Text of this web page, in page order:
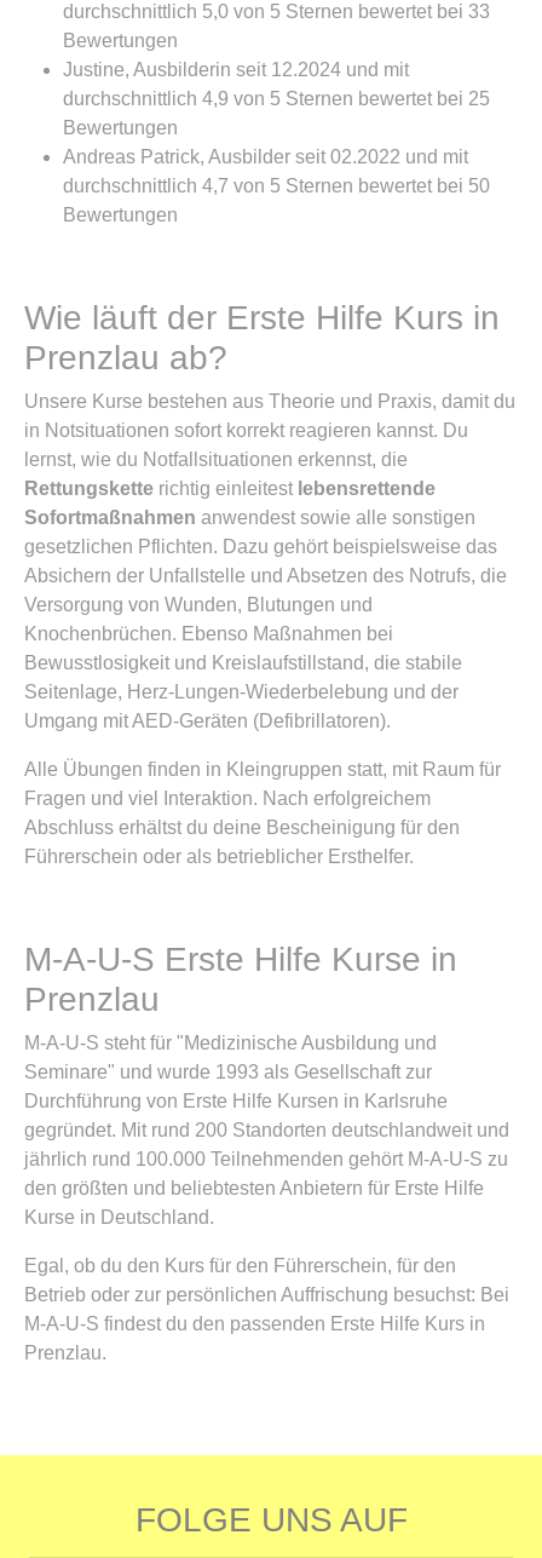
durchschnittlich 5,0 von 5 Sternen bewertet bei 33
Bewertungen
Justine, Ausbilderin seit 12.2024 und mit
durchschnittlich 4,9 von 5 Sternen bewertet bei 25
Bewertungen
Andreas Patrick, Ausbilder seit 02.2022 und mit
durchschnittlich 4,7 von 5 Sternen bewertet bei 50
Bewertungen
Wie läuft der Erste Hilfe Kurs in
Prenzlau ab?
Unsere Kurse bestehen aus Theorie und Praxis, damit du
in Notsituationen sofort korrekt reagieren kannst. Du
lernst, wie du Notfallsituationen erkennst, die
Rettungskette richtig einleitest lebensrettende
Sofortmaßnahmen anwendest sowie alle sonstigen
gesetzlichen Pflichten. Dazu gehört beispielsweise das
Absichern der Unfallstelle und Absetzen des Notrufs, die
Versorgung von Wunden, Blutungen und
Knochenbrüchen. Ebenso Maßnahmen bei
Bewusstlosigkeit und Kreislaufstillstand, die stabile
Seitenlage, Herz-Lungen-Wiederbelebung und der
Umgang mit AED-Geräten (Defibrillatoren).
Alle Übungen finden in Kleingruppen statt, mit Raum für
Fragen und viel Interaktion. Nach erfolgreichem
Abschluss erhältst du deine Bescheinigung für den
Führerschein oder als betrieblicher Ersthelfer.
M-A-U-S Erste Hilfe Kurse in
Prenzlau
M-A-U-S steht für "Medizinische Ausbildung und
Seminare" und wurde 1993 als Gesellschaft zur
Durchführung von Erste Hilfe Kursen in Karlsruhe
gegründet. Mit rund 200 Standorten deutschlandweit und
jährlich rund 100.000 Teilnehmenden gehört M-A-U-S zu
den größten und beliebtesten Anbietern für Erste Hilfe
Kurse in Deutschland.
Egal, ob du den Kurs für den Führerschein, für den
Betrieb oder zur persönlichen Auffrischung besuchst: Bei
M-A-U-S findest du den passenden Erste Hilfe Kurs in
Prenzlau.
FOLGE UNS AUF